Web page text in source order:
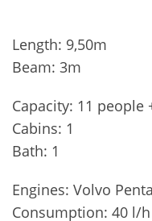
Length: 9,50m
Beam: 3m
Capacity: 11 people
Cabins: 1
Bath: 1
Engines: Volvo
Consumption: 40 l/